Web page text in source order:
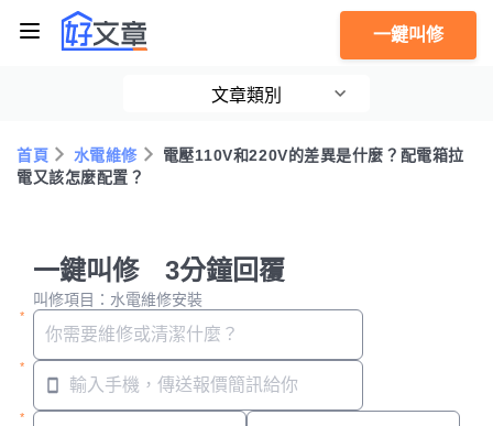
一鍵叫修
文章類別
首頁 水電維修
電壓110V和220V的差異是什麼？配電箱拉
電又該怎麼配置？
一鍵叫修 3分鐘回覆
叫修項目：水電維修安裝